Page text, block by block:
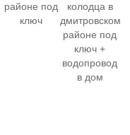
районе под
ключ
колодца в
дмитровском
районе под
ключ +
водопровод
в дом